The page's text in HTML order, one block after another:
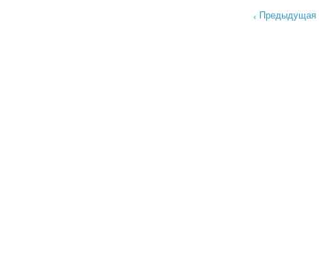
Предыдущая